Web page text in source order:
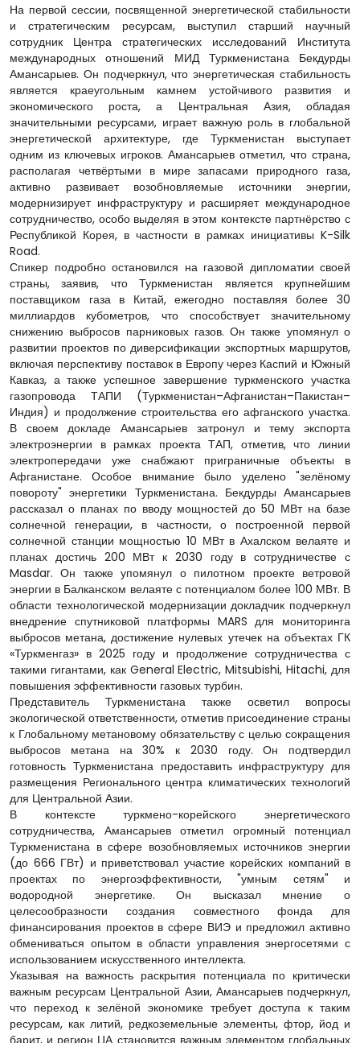
На первой сессии, посвященной энергетической стабильности
и стратегическим ресурсам, выступил старший научный
сотрудник Центра стратегических исследований Института
международных отношений МИД Туркменистана Бекдурды
Амансарыев. Он подчеркнул, что энергетическая стабильность
является краеугольным камнем устойчивого развития и
экономического роста, а Центральная Азия, обладая
значительными ресурсами, играет важную роль в глобальной
энергетической архитектуре, где Туркменистан выступает
одним из ключевых игроков. Амансарыев отметил, что страна,
располагая четвёртыми в мире запасами природного газа,
активно развивает возобновляемые источники энергии,
модернизирует инфраструктуру и расширяет международное
сотрудничество, особо выделяя в этом контексте партнёрство с
Республикой Корея, в частности в рамках инициативы K-Silk
Road.
Спикер подробно остановился на газовой дипломатии своей
страны, заявив, что Туркменистан является крупнейшим
поставщиком газа в Китай, ежегодно поставляя более 30
миллиардов кубометров, что способствует значительному
снижению выбросов парниковых газов. Он также упомянул о
развитии проектов по диверсификации экспортных маршрутов,
включая перспективу поставок в Европу через Каспий и Южный
Кавказ, а также успешное завершение туркменского участка
газопровода ТАПИ (Туркменистан–Афганистан–Пакистан–
Индия) и продолжение строительства его афганского участка.
В своем докладе Амансарыев затронул и тему экспорта
электроэнергии в рамках проекта ТАП, отметив, что линии
электропередачи уже снабжают приграничные объекты в
Афганистане. Особое внимание было уделено "зелёному
повороту" энергетики Туркменистана. Бекдурды Амансарыев
рассказал о планах по вводу мощностей до 50 МВт на базе
солнечной генерации, в частности, о построенной первой
солнечной станции мощностью 10 МВт в Ахалском велаяте и
планах достичь 200 МВт к 2030 году в сотрудничестве с
Masdar. Он также упомянул о пилотном проекте ветровой
энергии в Балканском велаяте с потенциалом более 100 МВт. В
области технологической модернизации докладчик подчеркнул
внедрение спутниковой платформы MARS для мониторинга
выбросов метана, достижение нулевых утечек на объектах ГК
«Туркменгаз» в 2025 году и продолжение сотрудничества с
такими гигантами, как General Electric, Mitsubishi, Hitachi, для
повышения эффективности газовых турбин.
Представитель Туркменистана также осветил вопросы
экологической ответственности, отметив присоединение страны
к Глобальному метановому обязательству с целью сокращения
выбросов метана на 30% к 2030 году. Он подтвердил
готовность Туркменистана предоставить инфраструктуру для
размещения Регионального центра климатических технологий
для Центральной Азии.
В контексте туркмено-корейского энергетического
сотрудничества, Амансарыев отметил огромный потенциал
Туркменистана в сфере возобновляемых источников энергии
(до 666 ГВт) и приветствовал участие корейских компаний в
проектах по энергоэффективности, "умным сетям" и
водородной энергетике. Он высказал мнение о
целесообразности создания совместного фонда для
финансирования проектов в сфере ВИЭ и предложил активно
обмениваться опытом в области управления энергосетями с
использованием искусственного интеллекта.
Указывая на важность раскрытия потенциала по критически
важным ресурсам Центральной Азии, Амансарыев подчеркнул,
что переход к зелёной экономике требует доступа к таким
ресурсам, как литий, редкоземельные элементы, фтор, йод и
барит, и регион ЦА становится важным элементом глобальных